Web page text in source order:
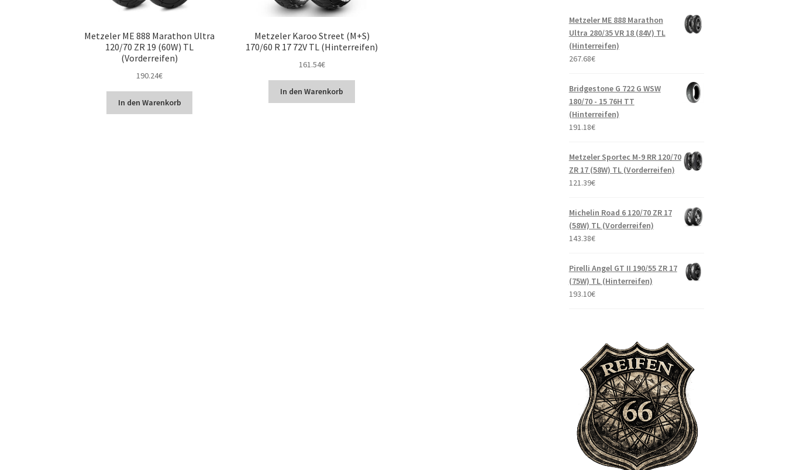
Metzeler ME 888 Marathon Ultra
120/70 ZR 19 (60W) TL
(Vorderreifen)
190.24€
In den Warenkorb
Metzeler Karoo Street (M+S)
170/60 R 17 72V TL (Hinterreifen)
161.54€
In den Warenkorb
Metzeler ME 888 Marathon
Ultra 280/35 VR 18 (84V) TL
(Hinterreifen)
267.68€
Bridgestone G 722 G WSW
180/70 - 15 76H TT
(Hinterreifen)
191.18€
Metzeler Sportec M-9 RR 120/70
ZR 17 (58W) TL (Vorderreifen)
121.39€
Michelin Road 6 120/70 ZR 17
(58W) TL (Vorderreifen)
143.38€
Pirelli Angel GT II 190/55 ZR 17
(75W) TL (Hinterreifen)
193.10€